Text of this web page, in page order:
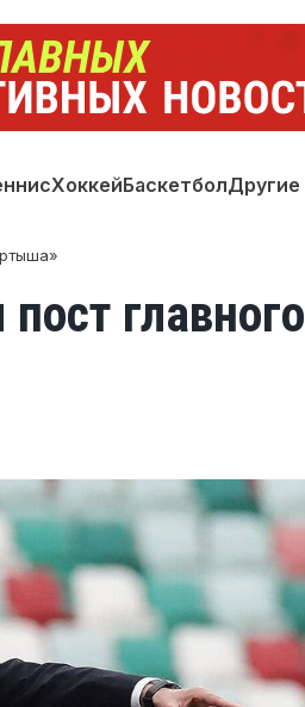
ХоккейБаскетболДругие
главного